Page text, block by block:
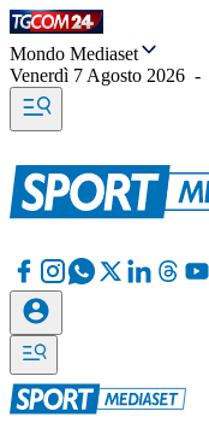
Mondo Mediaset
Venerdì 7 Agosto 2026 -